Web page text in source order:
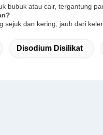
bubuk atau cair, tergantung
sejuk dan kering, jauh dari
Disodium Disilikat